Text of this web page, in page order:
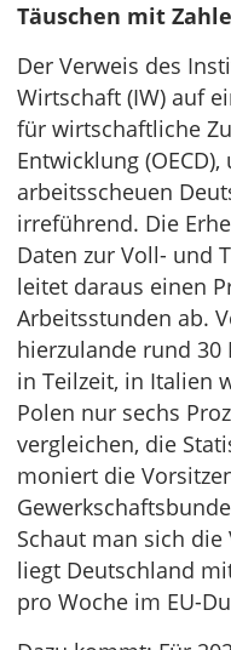
Täuschen mit
Der Verweis des
Wirtschaft (IW) auf
für wirtschaftliche
Entwicklung
arbeitsscheuen
irreführend. Die
Daten zur Voll- und
leitet daraus einen
Arbeitsstunden ab.
hierzulande rund 30
in Teilzeit, in Italien
Polen nur sechs
vergleichen, die
moniert die
Schaut man sich
liegt Deutschland
pro Woche im EU-